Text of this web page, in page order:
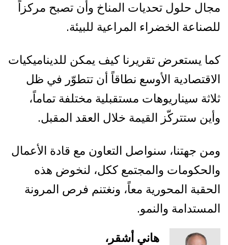
مجال حلول تحديات المناخ وأن تصبح مركزاً
للصناعة الخضراء المراعية للبيئة.
كما يستعرض تقريرنا كيف يمكن للديناميكيات
الاقتصادية الأوسع نطاقاً أن تتطوّر في ظل
ثلاثة سيناريوهات مستقبلية مختلفة تماماً،
وأين ستتركّز القيمة خلال العقد المقبل.
ومن جهتنا، سنواصل التعاون مع قادة الأعمال
والحكومات والمجتمع ككل، لنخوض هذه
الحقبة المحورية معاً، ونغتنم فرص المرونة
المستدامة والنمو.
هاني أشقر،